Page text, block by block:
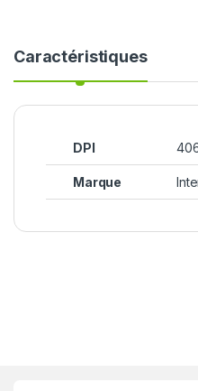
Caractéristiques
DPI
Marque